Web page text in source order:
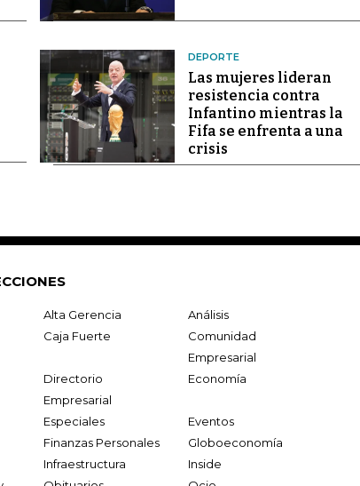
DEPORTE
Las mujeres lideran
resistencia contra
Infantino mientras la
Fifa se enfrenta a una
crisis
Alta Gerencia
Análisis
Caja Fuerte
Comunidad
Empresarial
Directorio
Empresarial
Economía
Especiales
Eventos
Finanzas Personales
Globoeconomía
Infraestructura
Inside